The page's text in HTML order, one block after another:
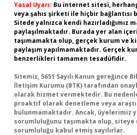
Yasal Uyarı: Bu internet sitesi,
veya şahıs şirketi ile hiçbir bağlantısı
Sitede yalnızca kendi hazırladığımız
paylaşılmaktadır. Burada yer alan
taşımamakta olup, gerçek kurum ve
paylaşım yapılmamaktadır. Gerçek
benzerlikleri tamamen tesadüfidir.
Sitemiz, 5651 Sayılı Kanun gereğince
İletişim Kurumu (BTK) tarafından
olarak hizmet vermektedir. Bu
proaktif olarak denetleme veya
bulunmamaktadır. Ancak, üyelerimiz
sorumluluğunu taşımakta olup, siteye
sorumluluğu kabul etmiş sayılırlar.